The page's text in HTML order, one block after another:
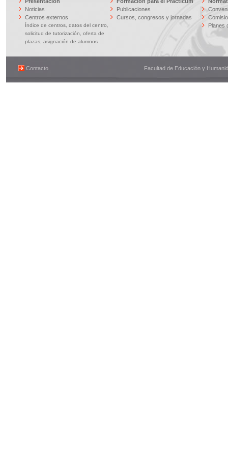
Noticias
Centros externos
Índice de centros, datos del centro,
solicitud de tutorización, oferta de
plazas, asignación de alumnos
Publicaciones
Cursos, congresos y jornadas
Planes
Contacto Facultad de Educación y